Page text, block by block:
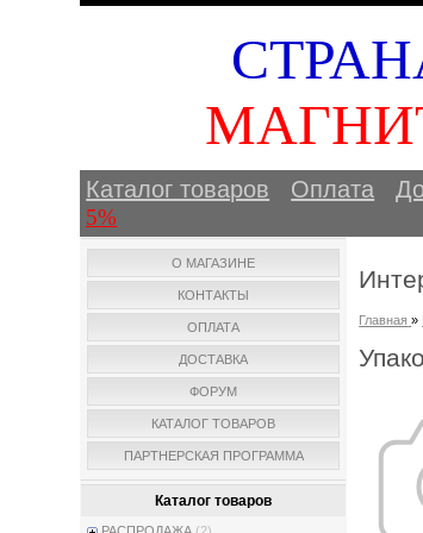
Каталог товаров Оплата
5%
О МАГАЗИНЕ
КОНТАКТЫ
ОПЛАТА
ДОСТАВКА
ФОРУМ
КАТАЛОГ ТОВАРОВ
ПАРТНЕРСКАЯ ПРОГРАММА
Каталог товаров
Главная »